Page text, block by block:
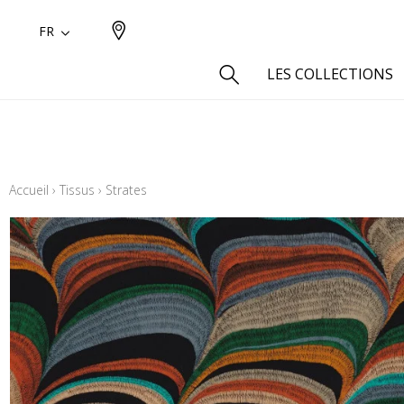
FR
LES COLLECTIONS
Coton
Laine
Lin
Accueil › Tissus › Strates